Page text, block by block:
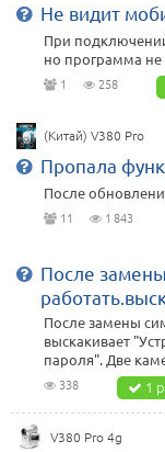
Не видит
При
но программа не
1 258
(Китай) V380 Pro
Пропала
После
11 1 843
После
После замены
выскакивает
пароля". Две
338 1
V380 Pro 4g